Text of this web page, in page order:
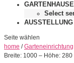
Select
Seite wählen
home /Garteneinrichtung
Breite: 1000 – Höhe: 280